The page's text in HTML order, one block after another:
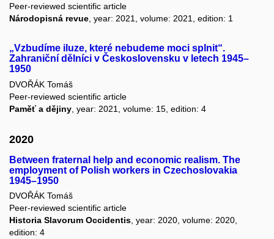
Peer-reviewed scientific article
Národopisná revue, year: 2021, volume: 2021, edition: 1
„Vzbudíme iluze, které nebudeme moci splnit“.
Zahraniční dělníci v Československu v letech 1945–
1950
DVOŘÁK Tomáš
Peer-reviewed scientific article
Paměť a dějiny , year: 2021, volume: 15, edition: 4
2020
Between fraternal help and economic realism. The
employment of Polish workers in Czechoslovakia
1945–1950
DVOŘÁK Tomáš
Peer-reviewed scientific article
Historia Slavorum Occidentis, year: 2020, volume: 2020,
edition: 4